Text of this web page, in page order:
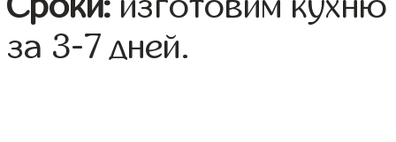
за 3-7 дней.